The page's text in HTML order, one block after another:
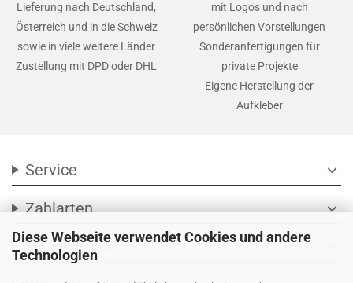
Diese Webseite verwendet Cookies und andere
Technologien
Lieferung nach Deutschland,
Österreich und in die Schweiz
sowie in viele weitere Länder
Zustellung mit DPD oder DHL
mit Logos und nach
persönlichen Vorstellungen
Sonderanfertigungen für
private Projekte
Eigene Herstellung der
Aufkleber
Service expand_more
Zahlarten expand_more
Social Media